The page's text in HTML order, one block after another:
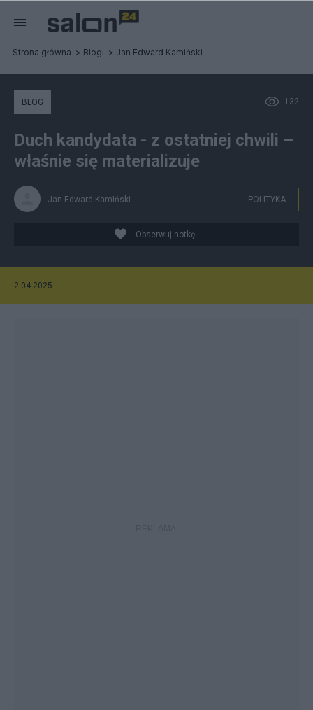
Strona główna Blogi Jan Edward Kamiński
132
BLOG
Duch kandydata - z ostatniej chwili –
właśnie się materializuje
Jan Edward Kamiński POLITYKA
Obserwuj notkę
2.04.2025